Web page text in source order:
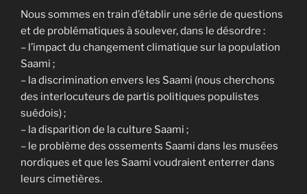
Nous sommes en train d’établir une série de questions
et de problématiques à soulever, dans le désordre :
– l’impact du changement climatique sur la population
Saami ;
– la discrimination envers les Saami (nous cherchons
des interlocuteurs de partis politiques populistes
suédois) ;
– la disparition de la culture Saami ;
– le problème des ossements Saami dans les musées
nordiques et que les Saami voudraient enterrer dans
leurs cimetières.